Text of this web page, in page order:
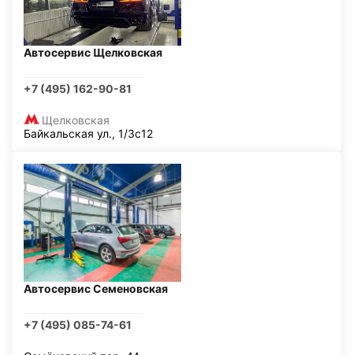
Автосервис Щелковская
+7 (495) 162-90-81
Щелковская
Байкальская ул., 1/3с12
Автосервис Семеновская
+7 (495) 085-74-61